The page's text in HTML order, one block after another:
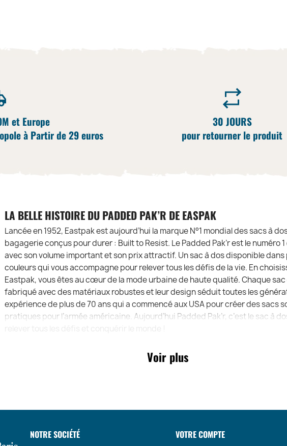
et Europe
à Partir de 29 euros
30 JOURS
pour retourner le produit
LA BELLE HISTOIRE DU PADDED PAK’R DE EASPAK
Lancée en 1952, Eastpak est aujourd’hui la marque N°1 mondial des sacs à
bagagerie conçus pour durer : Built to Resist. Le Padded Pak’r est le numéro
avec son volume important et son prix attractif. Un sac à dos disponible dans
couleurs qui vous accompagne pour relever tous les défis de la vie. En
Eastpak, vous êtes au cœur de la mode urbaine de haute qualité. Chaque
fabriqué avec des matériaux robustes et leur design séduit toutes les
expérience de plus de 70 ans qui a commencé aux USA pour créer des sacs
pratiques pour l’armée américaine. Aujourd’hui Padded Pak’r, c’est le sac à
Voir plus
NOTRE SOCIÉTÉ VOTRE COMPTE